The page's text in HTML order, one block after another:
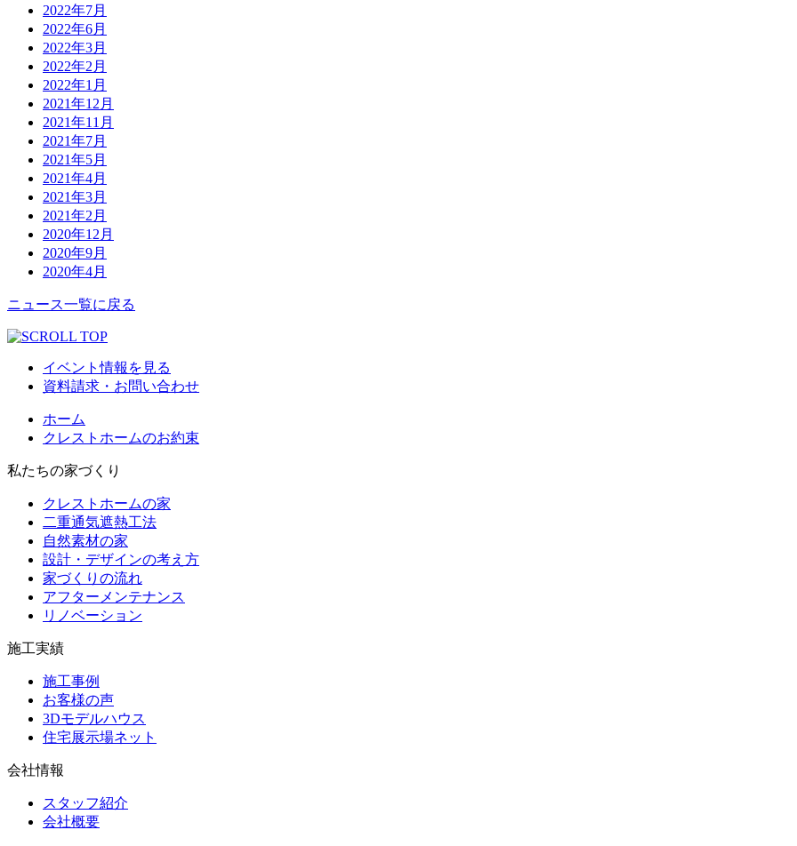
2022年7月
2022年6月
2022年3月
2022年2月
2022年1月
2021年12月
2021年11月
2021年7月
2021年5月
2021年4月
2021年3月
2021年2月
2020年12月
2020年9月
2020年4月
ニュース一覧に戻る
イベント情報を見る
資料請求・お問い合わせ
ホーム
クレストホームのお約束
私たちの家づくり
クレストホームの家
二重通気遮熱工法
自然素材の家
設計・デザインの考え方
家づくりの流れ
アフターメンテナンス
リノベーション
施工実績
施工事例
お客様の声
3Dモデルハウス
住宅展示場ネット
会社情報
スタッフ紹介
会社概要